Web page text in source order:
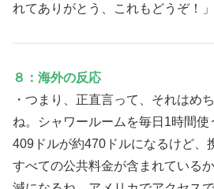
れてありがとう、これもどうぞ！
８：海外の反応
・つまり、正直言って、それはめ
ね。シャワールームを毎日1時間
409ドルが約470ドルになるけど、
すべての公共料金が含まれている